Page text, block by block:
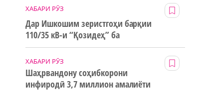
ХАБАРИ РӮЗ
Дар Ишкошим зеристгоҳи барқии
110/35 кВ-и “Қозидеҳ” ба
истифода дода мешавад
ХАБАРИ РӮЗ
Шаҳрвандону соҳибкорони
инфиродӣ 3,7 миллион амалиёти